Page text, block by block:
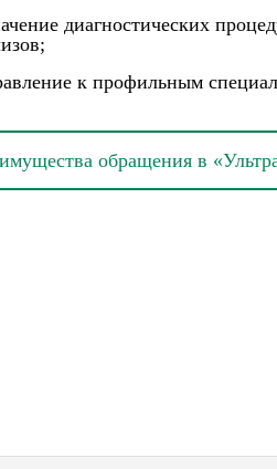
диагностических
к профильным
обращения в